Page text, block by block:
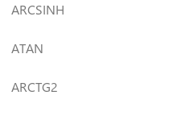
ARCSINH
ATAN
ARCTG2